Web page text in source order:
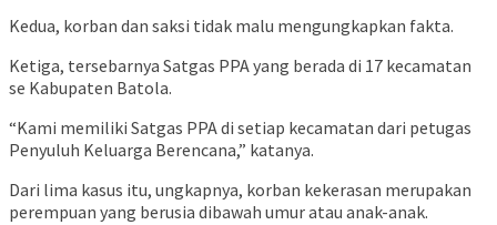
Kedua, korban dan saksi tidak malu mengungkapkan fakta.
Ketiga, tersebarnya Satgas PPA yang berada di 17 kecamatan
se Kabupaten Batola.
“Kami memiliki Satgas PPA di setiap kecamatan dari petugas
Penyuluh Keluarga Berencana,” katanya.
Dari lima kasus itu, ungkapnya, korban kekerasan merupakan
perempuan yang berusia dibawah umur atau anak-anak.